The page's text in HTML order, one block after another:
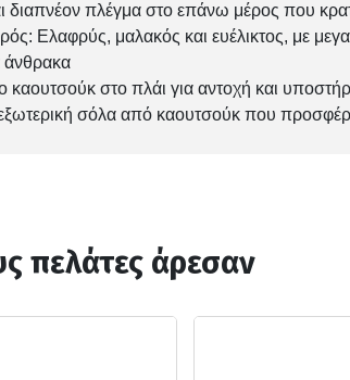
διαπνέον πλέγμα στο επάνω μέρος που
Ελαφρύς, μαλακός και ευέλικτος, με
καουτσούκ στο πλάι για αντοχή και
σόλα από καουτσούκ που
πελάτες άρεσαν